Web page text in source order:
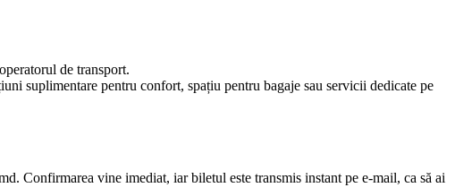
de transport.
suplimentare pentru confort, spațiu pentru bagaje sau servicii dedicate pe
Confirmarea vine imediat, iar biletul este transmis instant pe e-mail, ca să ai